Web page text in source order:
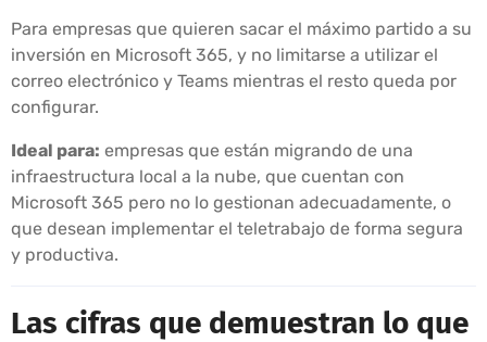
Para empresas que quieren sacar el máximo partido a su
inversión en Microsoft 365, y no limitarse a utilizar el
correo electrónico y Teams mientras el resto queda por
configurar.
Ideal para: empresas que están migrando de una
infraestructura local a la nube, que cuentan con
Microsoft 365 pero no lo gestionan adecuadamente, o
que desean implementar el teletrabajo de forma segura
y productiva.
Las cifras que demuestran lo que